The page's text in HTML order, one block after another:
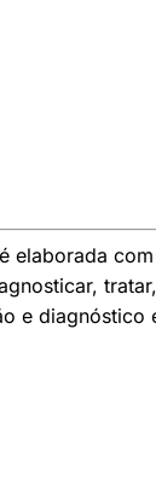
elaborada
e diagnóstico